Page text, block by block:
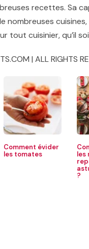
recettes. Sa
nombreuses
tout cuisinier, qu’il
| ALL RIGHTS
Comment évider
les tomates
les
?